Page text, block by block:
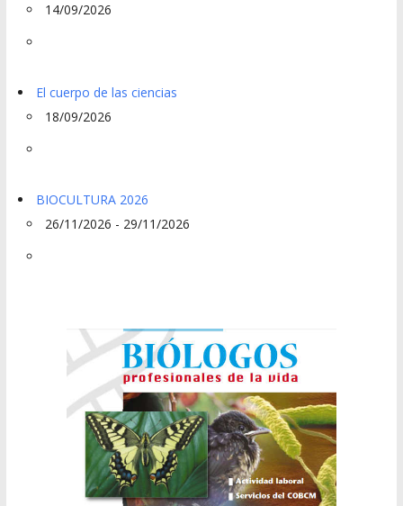
14/09/2026
El cuerpo de las ciencias
18/09/2026
BIOCULTURA 2026
26/11/2026 - 29/11/2026